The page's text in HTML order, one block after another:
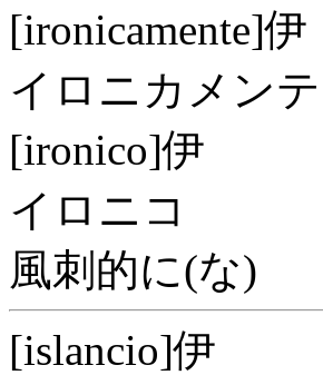
[ironicamente]伊
イロニカメンテ
[ironico]伊
イロニコ
風刺的に(な)
[islancio]伊